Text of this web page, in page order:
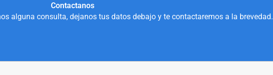
Contactanos
alguna consulta, dejanos tus datos debajo y te contactaremos a la brevedad.